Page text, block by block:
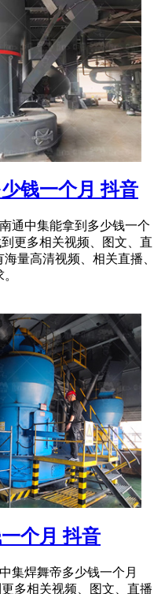
钱一个月 抖音
通中集能拿到多少钱一个
更多相关视频、图文、直
量高清视频、相关直播、
个月 抖音
集焊舞帝多少钱一个月
多相关视频、图文、直播